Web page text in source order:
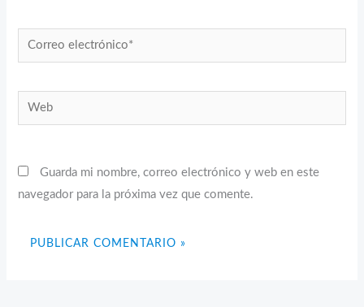
Correo
electrónico*
Web
Guarda mi nombre, correo electrónico y web en este
navegador para la próxima vez que comente.